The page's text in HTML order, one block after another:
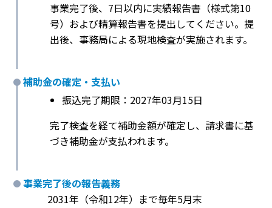
事業完了後、7日以内に実績報告書（様式第10
号）および精算報告書を提出してください。提
出後、事務局による現地検査が実施されます。
補助金の確定・支払い
振込完了期限：2027年03月15日
完了検査を経て補助金額が確定し、請求書に基
づき補助金が支払われます。
事業完了後の報告義務
2031年（令和12年）まで毎年5月末